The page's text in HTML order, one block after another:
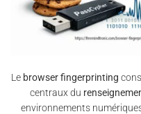
Le browser fingerprinting
centraux du
environnements